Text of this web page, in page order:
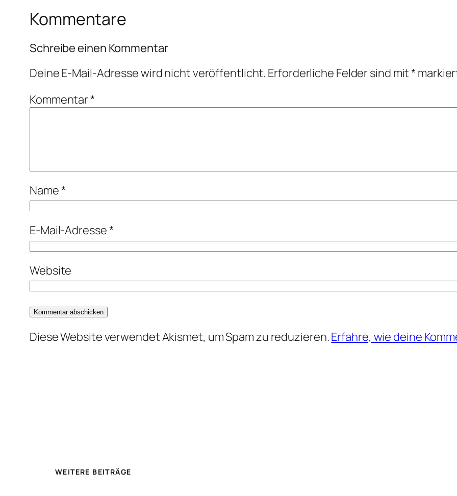
Kommentare
Schreibe einen Kommentar
Deine E-Mail-Adresse wird nicht veröffentlicht. Erforderliche Felder sind mit*
Kommentar*
Name*
E-Mail-Adresse*
Website
Diese Website verwendet Akismet, um Spam zu reduzieren.Erfahre, wie deine
WEITERE BEITRÄGE